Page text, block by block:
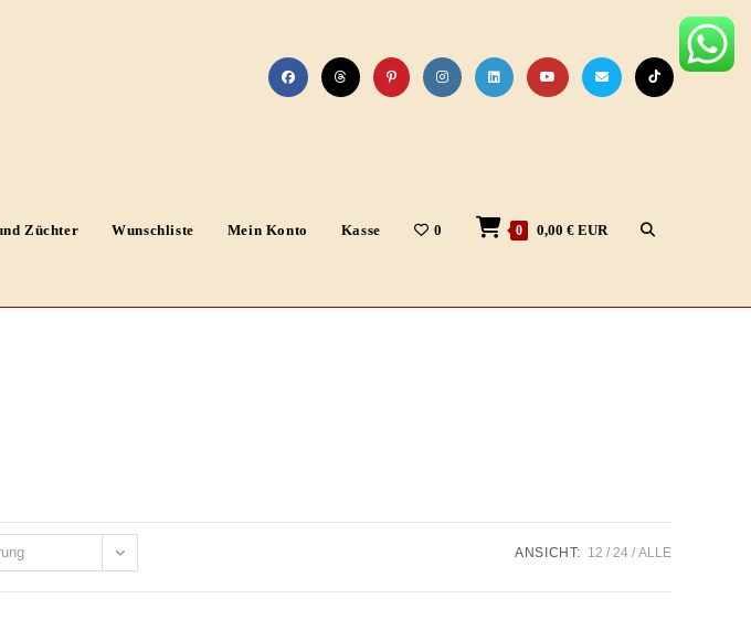
Züchter Wunschliste Mein Konto Kasse 0 0 0,00 € EUR Website-
ANSICHT: 12 24 ALLE